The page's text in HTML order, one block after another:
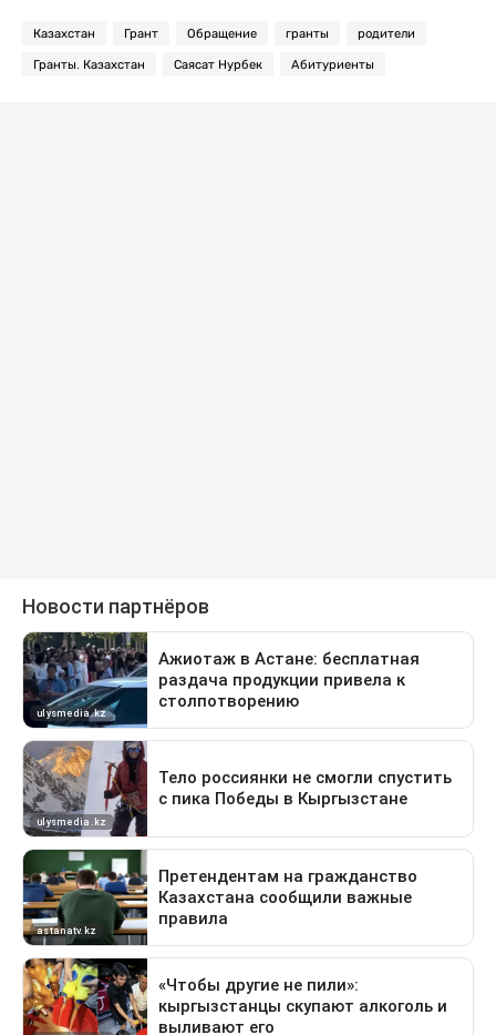
Казахстан Грант Обращение гранты родители
Гранты. Казахстан Саясат Нурбек Абитуриенты